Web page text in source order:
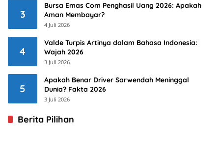
3
Bursa Emas Com Penghasil Uang 2026: Apakah
Aman Membayar?
4 Juli 2026
4
Valde Turpis Artinya dalam Bahasa Indonesia:
Wajah 2026
3 Juli 2026
5
Apakah Benar Driver Sarwendah Meninggal
Dunia? Fakta 2026
3 Juli 2026
Berita Pilihan